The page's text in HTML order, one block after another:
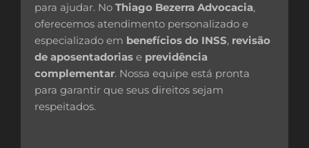
para ajudar. No Thiago Bezerra Advocacia,
oferecemos atendimento personalizado e
especializado em benefícios do INSS, revisão
de aposentadorias e previdência
complementar. Nossa equipe está pronta
para garantir que seus direitos sejam
respeitados.